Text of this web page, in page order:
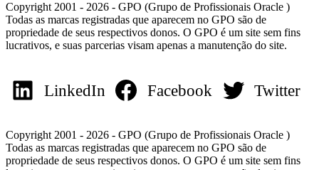
Copyright 2001 - 2026 - GPO (Grupo de Profissionais Oracle )
Todas as marcas registradas que aparecem no GPO são de
propriedade de seus respectivos donos. O GPO é um site sem fins
lucrativos, e suas parcerias visam apenas a manutenção do site.
LinkedIn Facebook Twitter
Copyright 2001 - 2026 - GPO (Grupo de Profissionais Oracle )
Todas as marcas registradas que aparecem no GPO são de
propriedade de seus respectivos donos. O GPO é um site sem fins